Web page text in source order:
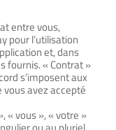
entre vous,
pour l’utilisation
et, dans
fournis. « Contrat »
s’imposent aux
avez accepté
« vous », « votre »